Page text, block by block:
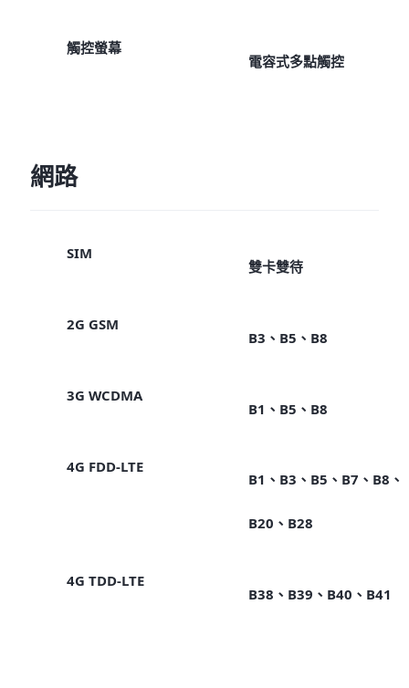
觸控螢幕
電容式多點觸控
網路
SIM
雙卡雙待
2G GSM
B3、B5、B8
3G WCDMA
B1、B5、B8
4G FDD-LTE
B1、B3、B5、B7、B8、
B20、B28
4G TDD-LTE
B38、B39、B40、B41